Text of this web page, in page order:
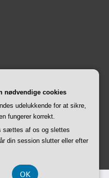
nødvendige cookies
udelukkende for at sikre,
fungerer korrekt.
sættes af os og slettes
din session slutter eller efter
OK